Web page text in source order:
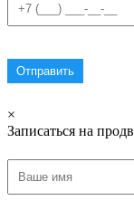
×
Записаться на